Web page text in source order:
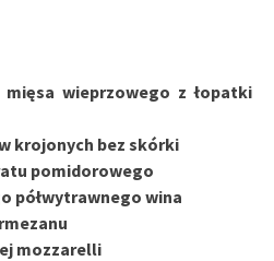
wieprzowego z łopatki
krojonych bez skórki
pomidorowego
półwytrawnego wina
mozzarelli